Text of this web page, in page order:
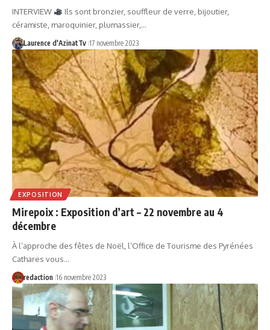
INTERVIEW
Ils sont bronzier, souffleur de verre, bijoutier,
céramiste, maroquinier, plumassier,…
Laurence d'AzinatTv 17 novembre 2023
EXPOSITION
Mirepoix : Exposition d’art – 22 novembre au 4
décembre
À l’approche des fêtes de Noël, l’Office de Tourisme des Pyrénées
Cathares vous…
redaction 16 novembre 2023